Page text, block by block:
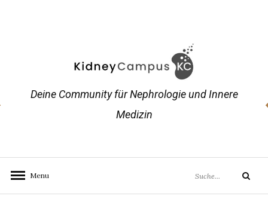
Deine Community für Nephrologie und Innere
Medizin
Menu
Search
Search